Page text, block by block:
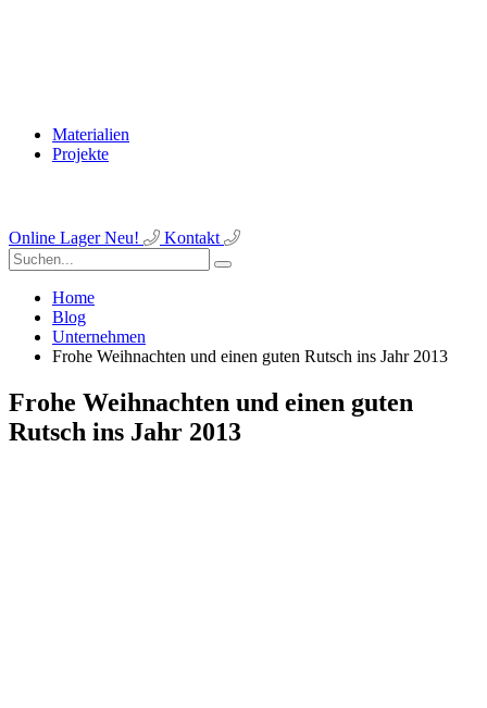
Materialien
Projekte
Online LagerNeu! Kontakt
Home
Blog
Unternehmen
Frohe Weihnachten und einen guten Rutsch ins Jahr 2013
Frohe Weihnachten und einen guten
Rutsch ins Jahr 2013